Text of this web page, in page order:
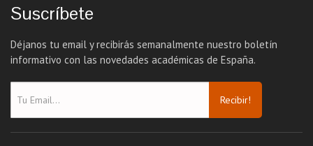
Suscríbete
Déjanos tu email y recibirás semanalmente nuestro boletín
informativo con las novedades académicas de España.
Recibir!